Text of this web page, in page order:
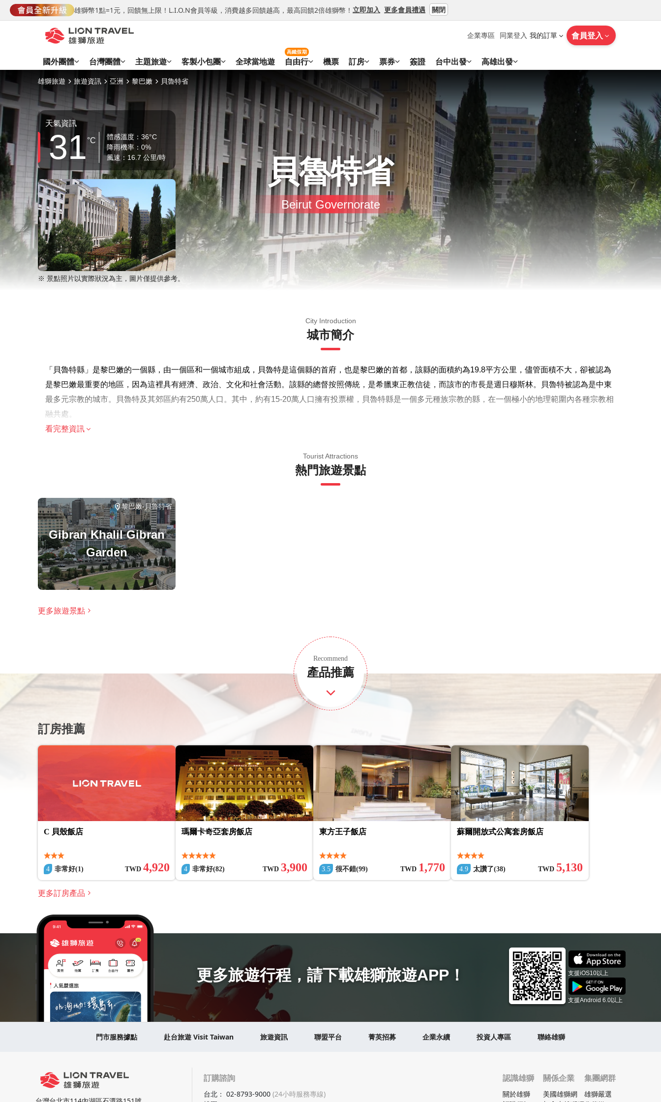
雄獅幣1點=1元，回饋無上限！L.I.O.N會員等級，消費越多回饋越高，最高回饋2倍雄獅幣！ 立即加入 更多會員禮遇 關閉
企業專區 同業登入 我的訂單 會員登入
國外團體 台灣團體 主題旅遊 客製小包團 全球當地遊 自由行
高鐵假期
機票 訂房 票券 簽證 台中出發 高雄出發
雄獅旅遊 旅遊資訊 亞洲 黎巴嫩 貝魯特省
天氣資訊
31°C
體感溫度：36°C
降雨機率：0%
風速：16.7 公里/時
※ 景點照片以實際狀況為主，圖片僅提供參考。
貝魯特省
Beirut Governorate
City Introduction
城市簡介
「貝魯特縣」是黎巴嫩的一個縣，由一個區和一個城市組成，貝魯特是這個縣的首府，也是黎巴嫩的首都，該縣的面積約為19.8平方公里，儘管面積不大，卻被認為
是黎巴嫩最重要的地區，因為這裡具有經濟、政治、文化和社會活動。該縣的總督按照傳統，是希臘東正教信徒，而該市的市長是週日穆斯林。貝魯特被認為是中東
最多元宗教的城市。貝魯特及其郊區約有250萬人口。其中，約有15-20萬人口擁有投票權，貝魯特縣是一個多元種族宗教的縣，在一個極小的地理範圍內各種宗教相
融共處。
涉及適量步行；請選擇合適的鞋子
在所有天氣條件下運行；請穿著得體
看完整資訊
Tourist Attractions
熱門旅遊景點
Gibran Khalil Gibran
Garden
黎巴嫩-貝魯特省
更多旅遊景點
Recommend
產品推薦
訂房推薦
C 貝殼飯店
4 非常好(1) TWD 4,920
瑪爾卡奇亞套房飯店
4 非常好(82) TWD 3,900
東方王子飯店
3.5 很不錯(99) TWD 1,770
蘇爾開放式公寓套房飯店
4.9 太讚了(38) TWD 5,130
更多訂房產品
更多旅遊行程 ， 請下載雄獅旅遊APP！ 支援iOS10以上
支援Android 6.0以上
門市服務據點 赴台旅遊 Visit Taiwan 旅遊資訊 聯盟平台 菁英招募 企業永續 投資人專區 聯絡雄獅
訂購諮詢
台北 ： 02-8793-9000 (24小時服務專線)
認識雄獅
關於雄獅
關係企業
美國雄獅網
集團網群
雄獅嚴選